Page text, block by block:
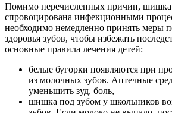
Помимо перечисленных причин, шишка
спровоцирована инфекционными
необходимо немедленно принять меры
здоровья зубов, чтобы избежать
основные правила лечения детей:
белые бугорки появляются при
из молочных зубов. Аптечные
уменьшить зуд, боль,
шишка под зубом у школьников